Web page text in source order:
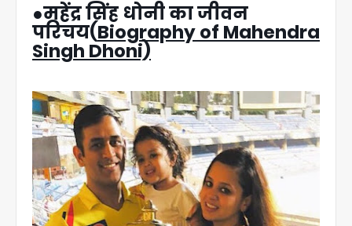
●महेंद्र सिंह धोनी का जीवन
परिचय(Biography of Mahendra
Singh Dhoni)